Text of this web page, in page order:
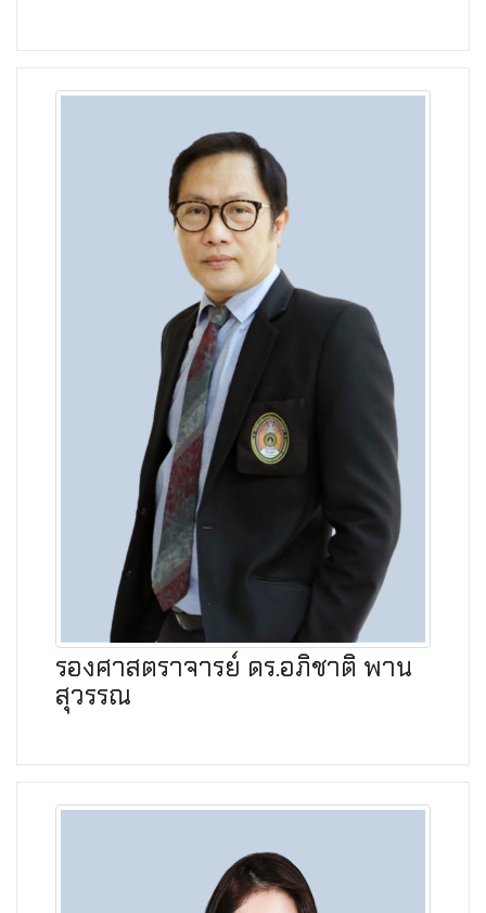
รองศาสตราจารย์ ดร.อภิชาติ พาน
สุวรรณ